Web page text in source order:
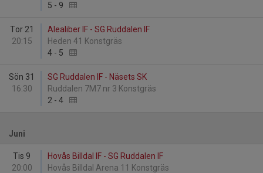
5 - 9
Tor 21
20:15
Alealiber IF - SG Ruddalen IF
Heden 41 Konstgräs
4 - 5
Sön 31
16:30
SG Ruddalen IF - Näsets SK
Ruddalen 7M7 nr 3 Konstgräs
2 - 4
Juni
Tis 9
20:00
Hovås Billdal IF - SG Ruddalen IF
Hovås Billdal Arena 11 Konstgräs